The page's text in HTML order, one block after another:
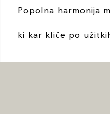
Popolna harmonija
ki kar kliče po